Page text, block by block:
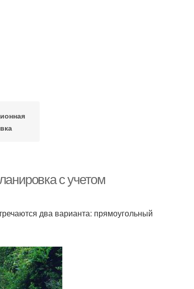
с учетом
два варианта: прямоугольный